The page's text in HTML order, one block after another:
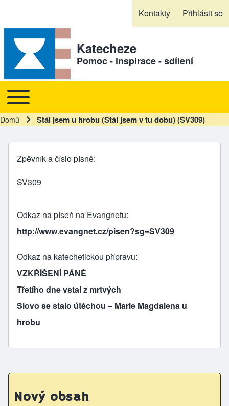
Kontakty Přihlásit se
Katecheze
Pomoc - inspirace - sdílení
Hlavní navigace
Toggle main menu
Drobečková navigace
Domů Stál jsem u hrobu (Stál jsem v tu dobu) (SV309)
Zpěvník a číslo písně
SV309
Odkaz na píseň na Evangnetu
http://www.evangnet.cz/pisen?sg=SV309
Odkaz na katechetickou přípravu
VZKŘÍŠENÍ PÁNĚ
Třetího dne vstal z mrtvých
Slovo se stalo útěchou – Marie Magdalena u
hrobu
Nový obsah